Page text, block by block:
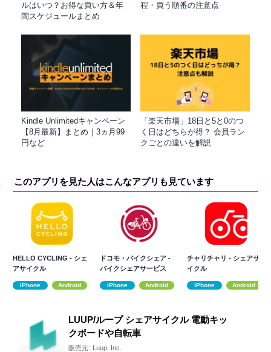
ルはいつ？お得な買い方＆年
間スケジュールまとめ
程・買う順番の注意点
Kindle Unlimitedキャンペーン
【8月最新】まとめ｜3ヵ月99
円など
「楽天市場」18日と5と0のつ
く日はどちらが得？ 会員ラン
クごとの違いを解説
このアプリを見た人はこんなアプリも見ています
HELLO CYCLING - シェ
アサイクル
iPhone Android
ドコモ・バイクシェア -
バイクシェアサービス
iPhone Android
チャリチャリ - シェアサ
イクル
iPhone Android
LUUP/ループ シェアサイクル 電動キッ
クボードや自転車
販売元: Luup, Inc.